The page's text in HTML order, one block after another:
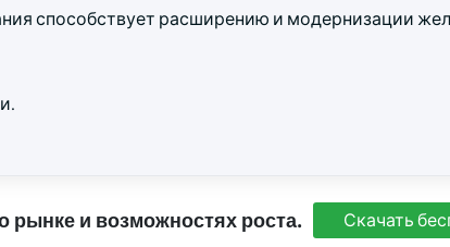
способствует расширению и модернизации
рынке и возможностях роста. Скачать